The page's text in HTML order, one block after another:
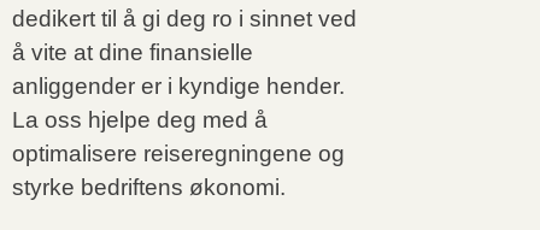
dedikert til å gi deg ro i sinnet ved
å vite at dine finansielle
anliggender er i kyndige hender.
La oss hjelpe deg med å
optimalisere reiseregningene og
styrke bedriftens økonomi.